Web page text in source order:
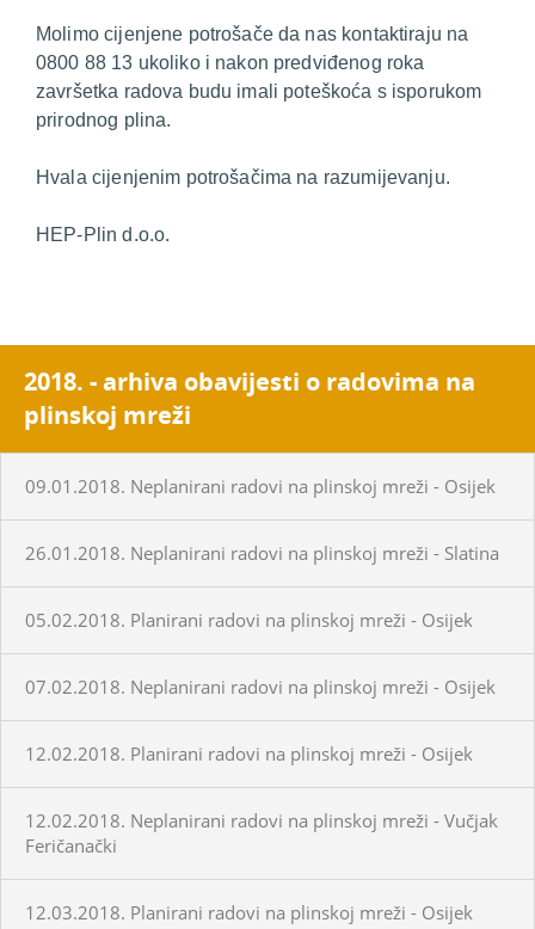
Molimo cijenjene potrošače da nas kontaktiraju na
0800 88 13 ukoliko i nakon predviđenog roka
završetka radova budu imali poteškoća s isporukom
prirodnog plina.
Hvala cijenjenim potrošačima na razumijevanju.
HEP-Plin d.o.o.
2018. - arhiva obavijesti o radovima na
plinskoj mreži
09.01.2018. Neplanirani radovi na plinskoj mreži - Osijek
26.01.2018. Neplanirani radovi na plinskoj mreži - Slatina
05.02.2018. Planirani radovi na plinskoj mreži - Osijek
07.02.2018. Neplanirani radovi na plinskoj mreži - Osijek
12.02.2018. Planirani radovi na plinskoj mreži - Osijek
12.02.2018. Neplanirani radovi na plinskoj mreži - Vučjak
Feričanački
12.03.2018. Planirani radovi na plinskoj mreži - Osijek